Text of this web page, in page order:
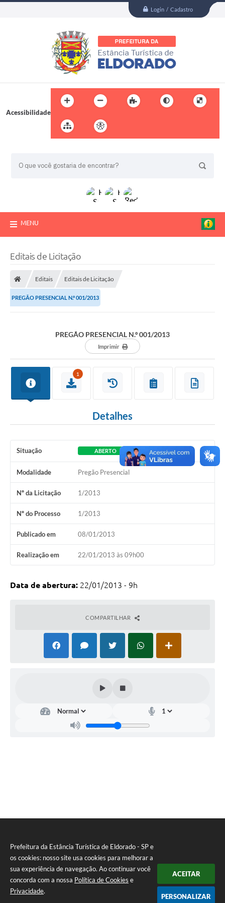
Prefeitura da Estância Turística de Eldorado - SP e
os cookies: nosso site usa cookies para melhorar a
sua experiência de navegação. Ao continuar você
concorda com a nossa Política de Cookies e
Privacidade.
ACEITAR
PERSONALIZAR
Login / Cadastro
Acessibilidade
MENU
Editais de Licitação
Editais Editais de Licitação
PREGÃO PRESENCIAL N.º 001/2013
PREGÃO PRESENCIAL N.º 001/2013
Imprimir
1
Detalhes
Situação ABERTO
Modalidade Pregão Presencial
Nº da Licitação 1/2013
Nº do Processo 1/2013
Publicado em 08/01/2013
Realização em 22/01/2013 às 09h00
Data de abertura: 22/01/2013 - 9h
COMPARTILHAR